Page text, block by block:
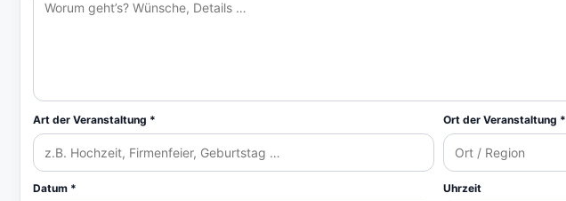
Art der Veranstaltung * Ort der Veranstaltung *
Datum * Uhrzeit